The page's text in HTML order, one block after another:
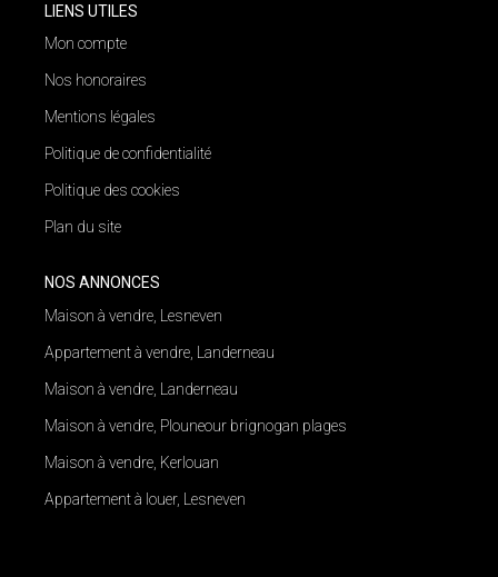
LIENS UTILES
Mon compte
Nos honoraires
Mentions légales
Politique de confidentialité
Politique des cookies
Plan du site
NOS ANNONCES
Maison à vendre, Lesneven
Appartement à vendre, Landerneau
Maison à vendre, Landerneau
Maison à vendre, Plouneour brignogan plages
Maison à vendre, Kerlouan
Appartement à louer, Lesneven